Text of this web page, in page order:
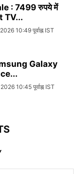
: 7499 रुपये में
TV...
10:49 पूर्वाह्न IST
Galaxy
10:45 पूर्वाह्न IST